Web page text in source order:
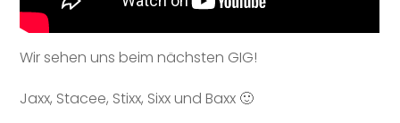
Wir sehen uns beim nächsten GIG!
Jaxx, Stacee, Stixx, Sixx und Baxx 🙂